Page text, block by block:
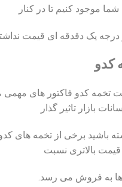
موجود کنیم تا در کنار
درجه یک دقدقه ای قیمت
کدو
تخمه کدو فاکتور های مهمی
بازار تاثیر گذار
باشید برخی از تخمه‌ های
بالاتری نسبت
ها به فروش می رسد.